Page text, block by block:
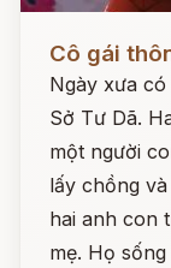
Cô gái
Ngày xưa
Sở Tư Dã.
một người
lấy chồng
hai anh con
mẹ. Họ